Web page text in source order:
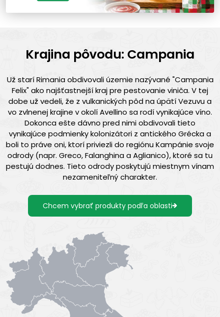
Krajina pôvodu: Campania
Už starí Rimania obdivovali územie nazývané "Campania
Felix" ako najšťastnejší kraj pre pestovanie viniča. V tej
dobe už vedeli, že z vulkanických pôd na úpätí Vezuvu a
vo zvlnenej krajine v okolí Avellino sa rodí vynikajúce víno.
Dokonca ešte dávno pred nimi obdivovali tieto
vynikajúce podmienky kolonizátori z antického Grécka a
boli to práve oni, ktorí priviezli do regiónu Kampánie svoje
odrody (napr. Greco, Falanghina a Aglianico), ktoré sa tu
pestujú dodnes. Tieto odrody poskytujú miestnym vínam
nezameniteľný charakter.
Chcem vybrať produkty podľa oblasti